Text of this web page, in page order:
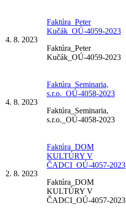
4. 8. 2023
Faktúra_Peter
Kučák_OÚ-4059-2023
Faktúra_Peter
Kučák_OÚ-4059-2023
4. 8. 2023
Faktúra_Seminaria,
s.r.o._OÚ-4058-2023
Faktúra_Seminaria,
s.r.o._OÚ-4058-2023
2. 8. 2023
Faktúra_DOM
KULTÚRY V
ČADCI_OÚ-4057-2023
Faktúra_DOM
KULTÚRY V
ČADCI_OÚ-4057-2023